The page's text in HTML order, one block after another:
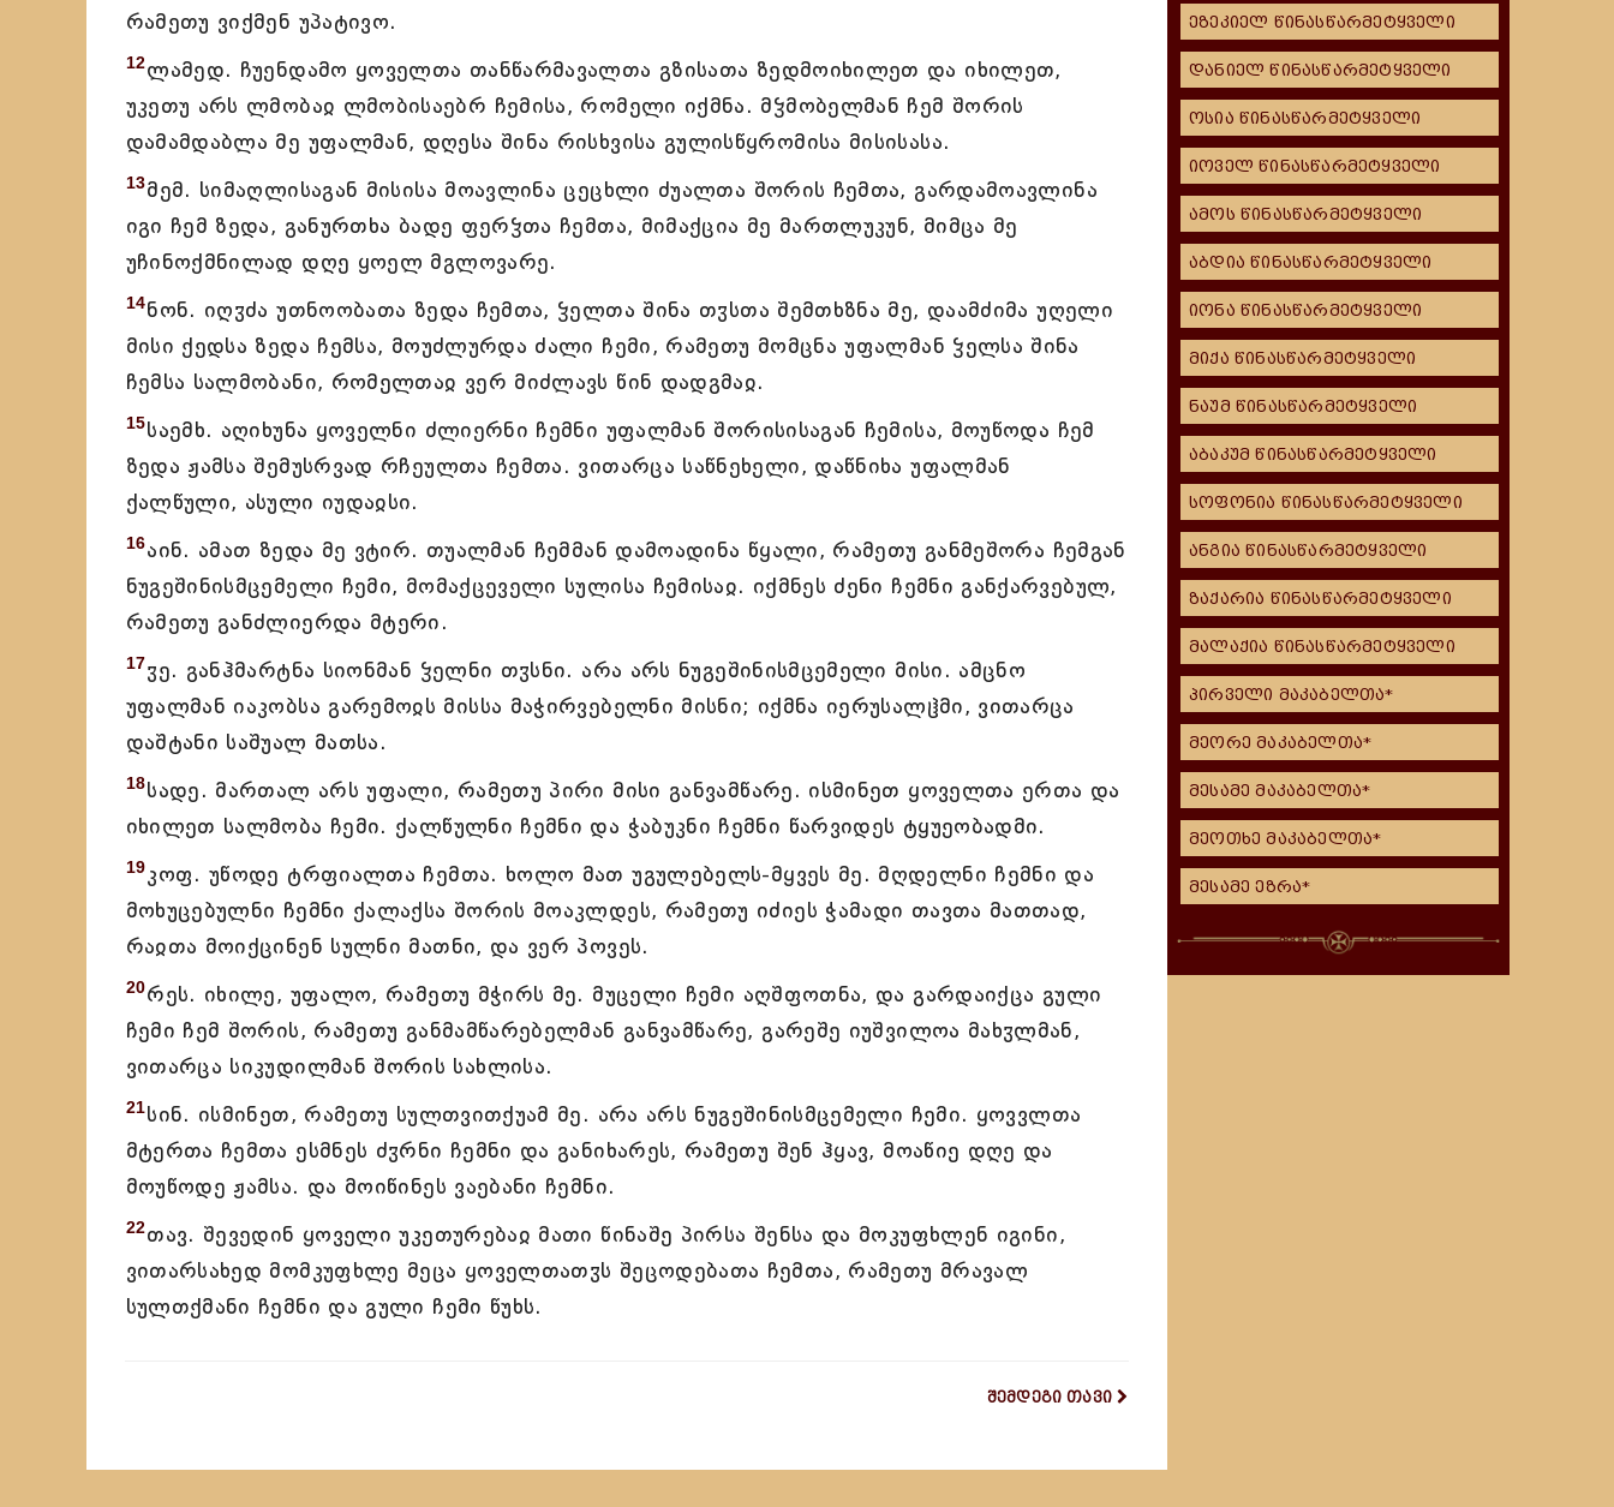
რამეთუ ვიქმენ უპატივო.
12ლამედ. ჩუენდამო ყოველთა თანწარმავალთა გზისათა ზედმოიხილეთ და იხილეთ,
უკეთუ არს ლმობაჲ ლმობისაებრ ჩემისა, რომელი იქმნა. მჴმობელმან ჩემ შორის
დამამდაბლა მე უფალმან, დღესა შინა რისხვისა გულისწყრომისა მისისასა.
13მემ. სიმაღლისაგან მისისა მოავლინა ცეცხლი ძუალთა შორის ჩემთა, გარდამოავლინა
იგი ჩემ ზედა, განურთხა ბადე ფერჴთა ჩემთა, მიმაქცია მე მართლუკუნ, მიმცა მე
უჩინოქმნილად დღე ყოელ მგლოვარე.
14ნონ. იღჳძა უთნოობათა ზედა ჩემთა, ჴელთა შინა თჳსთა შემთხზნა მე, დაამძიმა უღელი
მისი ქედსა ზედა ჩემსა, მოუძლურდა ძალი ჩემი, რამეთუ მომცნა უფალმან ჴელსა შინა
ჩემსა სალმობანი, რომელთაჲ ვერ მიძლავს წინ დადგმაჲ.
15საემხ. აღიხუნა ყოველნი ძლიერნი ჩემნი უფალმან შორისისაგან ჩემისა, მოუწოდა ჩემ
ზედა ჟამსა შემუსრვად რჩეულთა ჩემთა. ვითარცა საწნეხელი, დაწნიხა უფალმან
ქალწული, ასული იუდაჲსი.
16აინ. ამათ ზედა მე ვტირ. თუალმან ჩემმან დამოადინა წყალი, რამეთუ განმეშორა ჩემგან
ნუგეშინისმცემელი ჩემი, მომაქცეველი სულისა ჩემისაჲ. იქმნეს ძენი ჩემნი განქარვებულ,
რამეთუ განძლიერდა მტერი.
17ჳე. განჰმარტნა სიონმან ჴელნი თჳსნი. არა არს ნუგეშინისმცემელი მისი. ამცნო
უფალმან იაკობსა გარემოჲს მისსა მაჭირვებელნი მისნი; იქმნა იერუსალჱმი, ვითარცა
დაშტანი საშუალ მათსა.
18სადე. მართალ არს უფალი, რამეთუ პირი მისი განვამწარე. ისმინეთ ყოველთა ერთა და
იხილეთ სალმობა ჩემი. ქალწულნი ჩემნი და ჭაბუკნი ჩემნი წარვიდეს ტყუეობადმი.
19კოფ. უწოდე ტრფიალთა ჩემთა. ხოლო მათ უგულებელს-მყვეს მე. მღდელნი ჩემნი და
მოხუცებულნი ჩემნი ქალაქსა შორის მოაკლდეს, რამეთუ იძიეს ჭამადი თავთა მათთად,
რაჲთა მოიქცინენ სულნი მათნი, და ვერ პოვეს.
20რეს. იხილე, უფალო, რამეთუ მჭირს მე. მუცელი ჩემი აღშფოთნა, და გარდაიქცა გული
ჩემი ჩემ შორის, რამეთუ განმამწარებელმან განვამწარე, გარეშე იუშვილოა მახჳლმან,
ვითარცა სიკუდილმან შორის სახლისა.
21სინ. ისმინეთ, რამეთუ სულთვითქუამ მე. არა არს ნუგეშინისმცემელი ჩემი. ყოვვლთა
მტერთა ჩემთა ესმნეს ძჳრნი ჩემნი და განიხარეს, რამეთუ შენ ჰყავ, მოაწიე დღე და
მოუწოდე ჟამსა. და მოიწინეს ვაებანი ჩემნი.
22თავ. შევედინ ყოველი უკეთურებაჲ მათი წინაშე პირსა შენსა და მოკუფხლენ იგინი,
ვითარსახედ მომკუფხლე მეცა ყოველთათჳს შეცოდებათა ჩემთა, რამეთუ მრავალ
სულთქმანი ჩემნი და გული ჩემი წუხს.
შემდეგი თავი
ეზეკიელ წინასწარმეტყველი
დანიელ წინასწარმეტყველი
ოსია წინასწარმეტყველი
იოველ წინასწარმეტყველი
ამოს წინასწარმეტყველი
აბდია წინასწარმეტყველი
იონა წინასწარმეტყველი
მიქა წინასწარმეტყველი
ნაუმ წინასწარმეტყველი
აბაკუმ წინასწარმეტყველი
სოფონია წინასწარმეტყველი
ანგია წინასწარმეტყველი
ზაქარია წინასწარმეტყველი
მალაქია წინასწარმეტყველი
პირველი მაკაბელთა*
მეორე მაკაბელთა*
მესამე მაკაბელთა*
მეოთხე მაკაბელთა*
მესამე ეზრა*